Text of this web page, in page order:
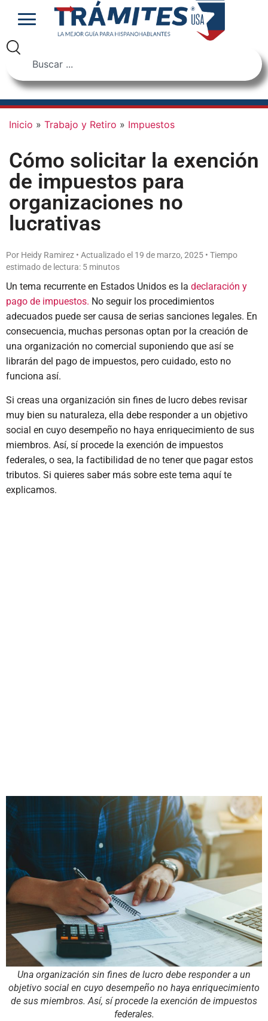
Inicio » Trabajo y Retiro » Impuestos
Cómo solicitar la exención
de impuestos para
organizaciones no
lucrativas
Por Heidy Ramirez • Actualizado el 19 de marzo, 2025 • Tiempo
estimado de lectura: 5 minutos
Un tema recurrente en Estados Unidos es la declaración y
pago de impuestos. No seguir los procedimientos
adecuados puede ser causa de serias sanciones legales. En
consecuencia, muchas personas optan por la creación de
una organización no comercial suponiendo que así se
librarán del pago de impuestos, pero cuidado, esto no
funciona así.
Si creas una organización sin fines de lucro debes revisar
muy bien su naturaleza, ella debe responder a un objetivo
social en cuyo desempeño no haya enriquecimiento de sus
miembros. Así, sí procede la exención de impuestos
federales, o sea, la factibilidad de no tener que pagar estos
tributos. Si quieres saber más sobre este tema aquí te
explicamos.
Una organización sin fines de lucro debe responder a un
objetivo social en cuyo desempeño no haya enriquecimiento
de sus miembros. Así, sí procede la exención de impuestos
federales.